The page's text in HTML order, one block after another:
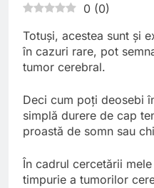
0 (0)
Totuși, acestea sunt și
în cazuri rare, pot
tumor cerebral.
Deci cum poți deosebi
simplă durere de cap
proastă de somn sau
În cadrul cercetării
timpurie a tumorilor